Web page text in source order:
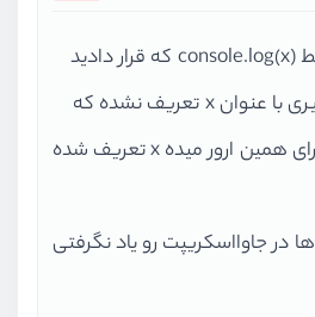
سلام وقتت بخیر در خط console.log(x) که قرار دادید
مشخص هست متغییری با عنوان x تعریف نشده که
بخواد فرااخونی کنه برای همین ارور میده x تعریف شده
شما مگه بحث block ها در جاوااسکریپت رو یاد نگرفتی